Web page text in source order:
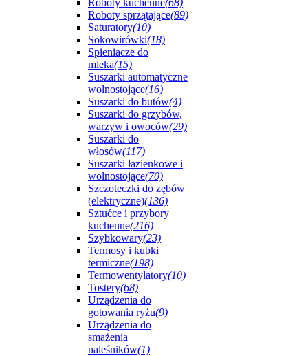
Roboty kuchenne(68)
Roboty sprzątające(89)
Saturatory(10)
Sokowirówki(18)
Spieniacze do
mleka(15)
Suszarki automatyczne
wolnostojące(16)
Suszarki do butów(4)
Suszarki do grzybów,
warzyw i owoców(29)
Suszarki do
włosów(117)
Suszarki łazienkowe i
wolnostojące(70)
Szczoteczki do zębów
(elektryczne)(136)
Sztućce i przybory
kuchenne(216)
Szybkowary(23)
Termosy i kubki
termiczne(198)
Termowentylatory(10)
Tostery(68)
Urządzenia do
gotowania ryżu(9)
Urządzenia do
smażenia
naleśników(1)